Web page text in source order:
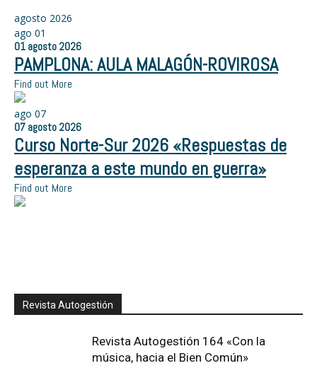
agosto 2026
ago 01
01 agosto 2026
PAMPLONA: AULA MALAGÓN-ROVIROSA
Find out More
ago 07
07 agosto 2026
Curso Norte-Sur 2026 «Respuestas de
esperanza a este mundo en guerra»
Find out More
Revista Autogestión
Revista Autogestión 164 «Con la
música, hacia el Bien Común»